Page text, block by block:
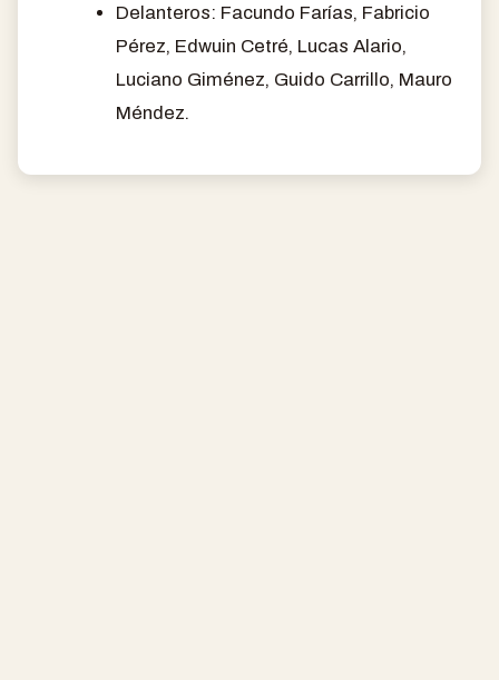
Delanteros: Facundo Farías, Fabricio
Pérez, Edwuin Cetré, Lucas Alario,
Luciano Giménez, Guido Carrillo, Mauro
Méndez.